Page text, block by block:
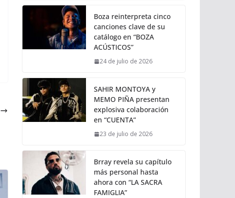
Boza reinterpreta cinco
canciones clave de su
catálogo en “BOZA
ACÚSTICOS”
24 de julio de 2026
SAHIR MONTOYA y
MEMO PIÑA presentan
explosiva colaboración
en “CUENTA”
23 de julio de 2026
Brray revela su capítulo
más personal hasta
ahora con “LA SACRA
FAMIGLIA”